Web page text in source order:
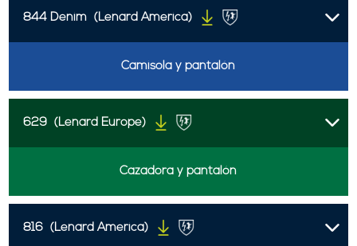
844 Denim (Lenard America)
Camisola y pantalón
629 (Lenard Europe)
Cazadora y pantalón
816 (Lenard America)